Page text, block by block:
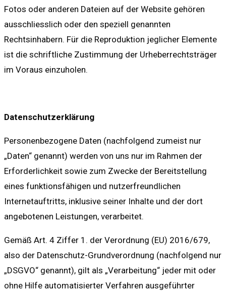
Fotos oder anderen Dateien auf der Website gehören
ausschliesslich oder den speziell genannten
Rechtsinhabern. Für die Reproduktion jeglicher Elemente
ist die schriftliche Zustimmung der Urheberrechtsträger
im Voraus einzuholen.
Datenschutzerklärung
Personenbezogene Daten (nachfolgend zumeist nur
„Daten“ genannt) werden von uns nur im Rahmen der
Erforderlichkeit sowie zum Zwecke der Bereitstellung
eines funktionsfähigen und nutzerfreundlichen
Internetauftritts, inklusive seiner Inhalte und der dort
angebotenen Leistungen, verarbeitet.
Gemäß Art. 4 Ziffer 1. der Verordnung (EU) 2016/679,
also der Datenschutz-Grundverordnung (nachfolgend nur
„DSGVO“ genannt), gilt als „Verarbeitung“ jeder mit oder
ohne Hilfe automatisierter Verfahren ausgeführter